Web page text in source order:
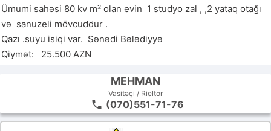
Ümumi sahəsi 80 kv m² olan evin  1 studyo zal , ,2 yataq otağı
və  sanuzeli mövcuddur .
Qazı .suyu isiqi var.  Sənədi Bələdiyyə
Qiymət:   25.500 AZN
MEHMAN
Vasitəçi / Rieltor
(070)551-71-76